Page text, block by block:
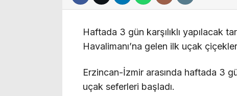
Haftada 3 gün karşılıklı yapılacak
Havalimanı’na gelen ilk uçak
Erzincan-İzmir arasında haftada 3
uçak seferleri başladı.